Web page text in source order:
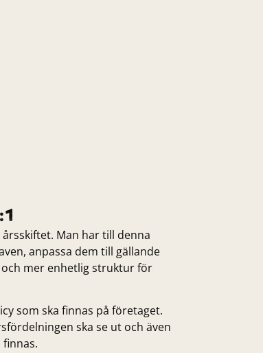
Man har till denna
anpassa dem till gällande
mer enhetlig struktur för
som ska finnas på företaget.
ska se ut och även